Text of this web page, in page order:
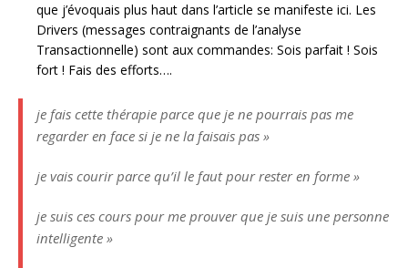
que j’évoquais plus haut dans l’article se manifeste ici. Les
Drivers (messages contraignants de l’analyse
Transactionnelle) sont aux commandes: Sois parfait ! Sois
fort ! Fais des efforts….
je fais cette thérapie parce que je ne pourrais pas me
regarder en face si je ne la faisais pas »
je vais courir parce qu’il le faut pour rester en forme »
je suis ces cours pour me prouver que je suis une personne
intelligente »